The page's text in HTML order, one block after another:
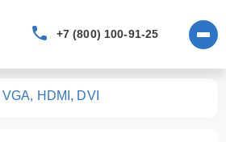
+7 (800) 100-91-25
HDMI, DVI